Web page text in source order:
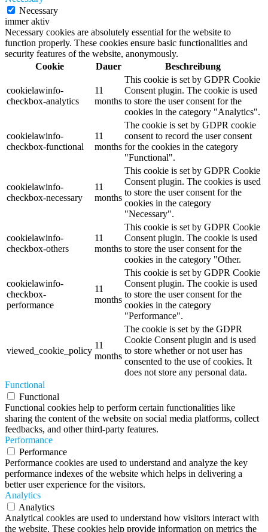
Necessary
immer aktiv
Necessary cookies are absolutely essential for the website to
function properly. These cookies ensure basic functionalities and
security features of the website, anonymously.
Cookie
Dauer Beschreibung
cookielawinfo-
checkbox-analytics
11
months
This cookie is set by GDPR Cookie
Consent plugin. The cookie is used
to store the user consent for the
cookies in the category "Analytics".
cookielawinfo-
checkbox-functional
11
months
The cookie is set by GDPR cookie
consent to record the user consent
for the cookies in the category
"Functional".
cookielawinfo-
checkbox-necessary
11
months
This cookie is set by GDPR Cookie
Consent plugin. The cookies is used
to store the user consent for the
cookies in the category
"Necessary".
cookielawinfo-
checkbox-others
11
months
This cookie is set by GDPR Cookie
Consent plugin. The cookie is used
to store the user consent for the
cookies in the category "Other.
cookielawinfo-
checkbox-
performance
11
months
This cookie is set by GDPR Cookie
Consent plugin. The cookie is used
to store the user consent for the
cookies in the category
"Performance".
viewed_cookie_policy
11
months
The cookie is set by the GDPR
Cookie Consent plugin and is used
to store whether or not user has
consented to the use of cookies. It
does not store any personal data.
Functional
Functional
Functional cookies help to perform certain functionalities like
sharing the content of the website on social media platforms, collect
feedbacks, and other third-party features.
Performance
Performance
Performance cookies are used to understand and analyze the key
performance indexes of the website which helps in delivering a
better user experience for the visitors.
Analytics
Analytics
Analytical cookies are used to understand how visitors interact with
the website. These cookies help provide information on metrics the